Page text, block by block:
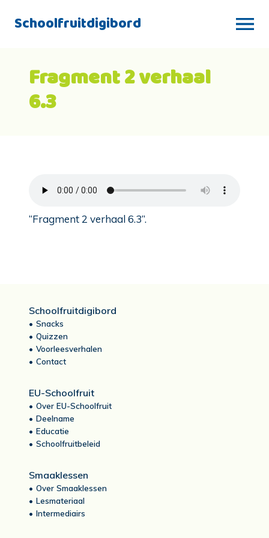
Schoolfruitdigibord
Fragment 2 verhaal
6.3
“Fragment 2 verhaal 6.3”.
Schoolfruitdigibord
Snacks
Quizzen
Voorleesverhalen
Contact
EU-Schoolfruit
Over EU-Schoolfruit
Deelname
Educatie
Schoolfruitbeleid
Smaaklessen
Over Smaaklessen
Lesmateriaal
Intermediairs